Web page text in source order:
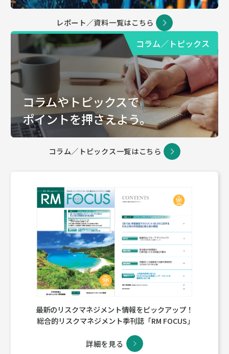
レポート／資料一覧はこちら
コラム／トピックス
コラムやトピックスで
ポイントを押さえよう。
コラム／トピックス一覧はこちら
最新のリスクマネジメント情報をピックアップ！
総合的リスクマネジメント季刊誌「RM FOCUS」
詳細を見る